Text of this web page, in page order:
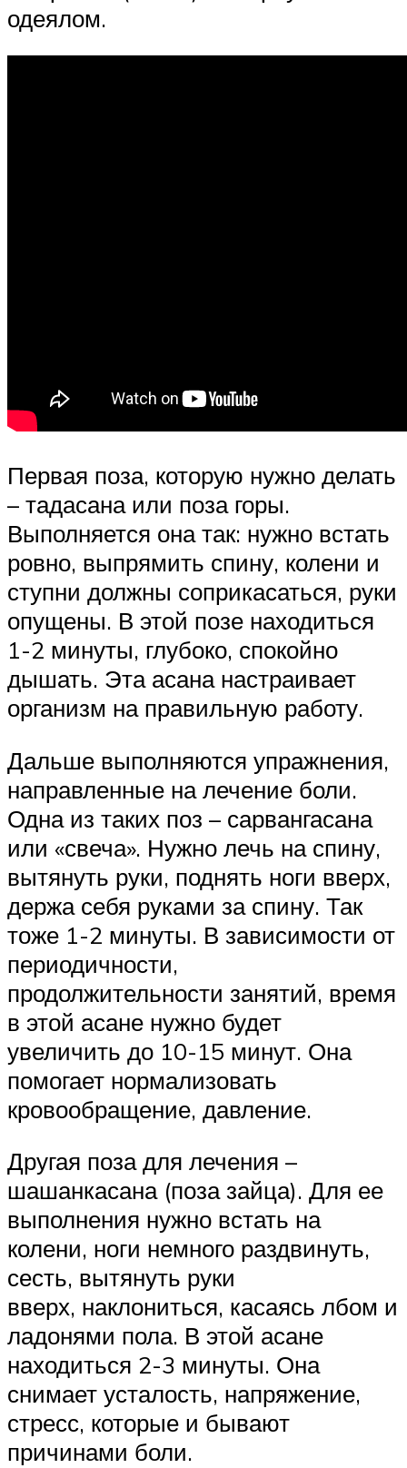
одеялом.
Первая поза, которую нужно делать
– тадасана или поза горы.
Выполняется она так: нужно встать
ровно, выпрямить спину, колени и
ступни должны соприкасаться, руки
опущены. В этой позе находиться
1-2 минуты, глубоко, спокойно
дышать. Эта асана настраивает
организм на правильную работу.
Дальше выполняются упражнения,
направленные на лечение боли.
Одна из таких поз – сарвангасана
или «свеча». Нужно лечь на спину,
вытянуть руки, поднять ноги вверх,
держа себя руками за спину. Так
тоже 1-2 минуты. В зависимости от
периодичности,
продолжительности занятий, время
в этой асане нужно будет
увеличить до 10-15 минут. Она
помогает нормализовать
кровообращение, давление.
Другая поза для лечения –
шашанкасана (поза зайца). Для ее
выполнения нужно встать на
колени, ноги немного раздвинуть,
сесть, вытянуть руки
вверх, наклониться, касаясь лбом и
ладонями пола. В этой асане
находиться 2-3 минуты. Она
снимает усталость, напряжение,
стресс, которые и бывают
причинами боли.